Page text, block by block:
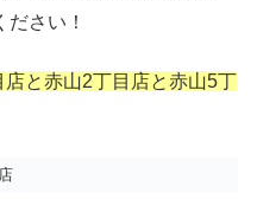
さい！
と赤山2丁目店と赤山5丁